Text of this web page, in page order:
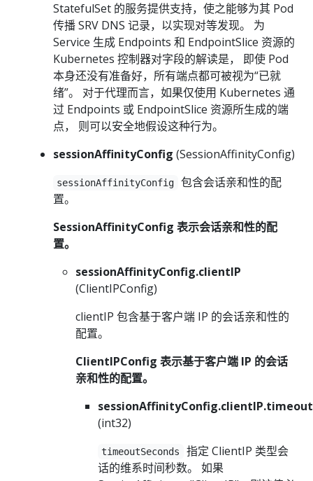
StatefulSet 的服务提供支持，使之能够为其 Pod
传播 SRV DNS 记录，以实现对等发现。 为
Service 生成 Endpoints 和 EndpointSlice 资源的
Kubernetes 控制器对字段的解读是， 即使 Pod
本身还没有准备好，所有端点都可被视为“已就
绪”。 对于代理而言，如果仅使用 Kubernetes 通
过 Endpoints 或 EndpointSlice 资源所生成的端
点， 则可以安全地假设这种行为。
sessionAffinityConfig (SessionAffinityConfig)
sessionAffinityConfig
包含会话亲和性的配
置。
SessionAffinityConfig 表示会话亲和性的配
置。
sessionAffinityConfig.clientIP
(ClientIPConfig)
clientIP 包含基于客户端 IP 的会话亲和性的
配置。
ClientIPConfig 表示基于客户端 IP 的会话
亲和性的配置。
(int32)
timeoutSeconds
指定 ClientIP 类型会
话的维系时间秒数。 如果